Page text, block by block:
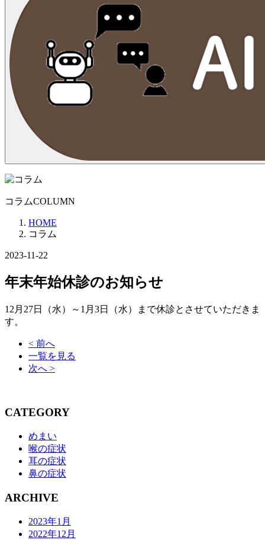
コラムCOLUMN
HOME
コラム
2023-11-22
年末年始休診のお知らせ
12月27日（水）～1月3日（水）まで休診とさせていただきま
す。
< 前へ
一覧を見る
次へ >
CATEGORY
めまい
喉の症状
耳の症状
鼻の症状
ARCHIVE
2023年1月
2022年12月